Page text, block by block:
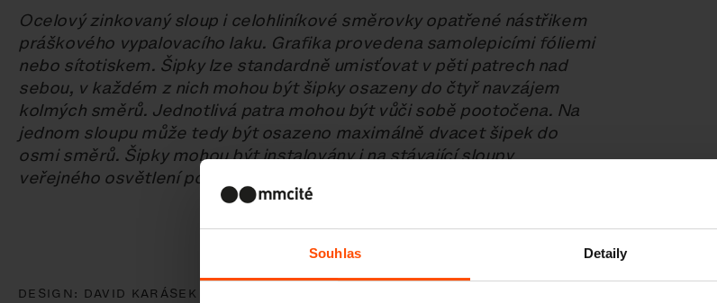
Souhlas Detaily
Ocelový zinkovaný sloup i celohliníkové směrovky opatřené nástřikem
práškového vypalovacího laku. Grafika provedena samolepicími fóliemi
nebo sítotiskem. Šipky lze standardně umisťovat v pěti patrech nad
sebou, v každém z nich mohou být šipky osazeny do čtyř navzájem
kolmých směrů. Jednotlivá patra mohou být vůči sobě pootočena. Na
jednom sloupu může tedy být osazeno maximálně dvacet šipek do
osmi směrů. Šipky mohou být instalovány i na stávající sloupy
veřejného osvětlení pomocí univerzální upínací sady.
DESIGN: DAVID KARÁSEK ,